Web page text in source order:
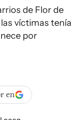
de Flor de
víctimas tenía
por
en